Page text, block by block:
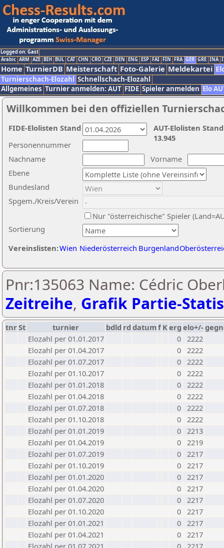
Logged on: Gast
Arabic ARM AZE BIH BUL CAT CHN CRO CZE DEN ENG ESP FAI FIN FRA GER GRE INA
Home TurnierDB Meisterschaft Foto-Galerie Meldekartei
Turnierschach-Elozahl Schnellschach-Elozahl
Allgemeines Turnier anmelden: AUT FIDE Spieler anmelden Elo
Willkommen bei den offiziellen
Nachname
Vorname
Ebene
Sortierung
Personennummer
Bundesland
Spgem./Kreis/Verein
Nur "österreichische" Spieler
Vereinslisten:Wien Niederösterreich Burgenland
AUT-Elolisten
13.945
FIDE-Elolisten Stand
Pnr:135063 Name: Cédric
Zeitreihe, Grafik Partie-
tnrSt turnier bdld rd datumf Kerg elo+/-
Elozahl per 01.01.2017
0 2222
Elozahl per 01.04.2017
0 2222
Elozahl per 01.07.2017
0 2222
Elozahl per 01.10.2017
0 2222
Elozahl per 01.01.2018
0 2222
Elozahl per 01.04.2018
0 2222
Elozahl per 01.07.2018
0 2222
Elozahl per 01.10.2018
0 2222
Elozahl per 01.01.2019
0 2213
Elozahl per 01.04.2019
0 2219
Elozahl per 01.07.2019
0 2217
Elozahl per 01.10.2019
0 2217
Elozahl per 01.01.2020
0 2217
Elozahl per 01.04.2020
0 2217
Elozahl per 01.07.2020
0 2217
Elozahl per 01.10.2020
0 2217
Elozahl per 01.01.2021
0 2217
Elozahl per 01.04.2021
0 2217
Elozahl per 01.07.2021
0 2217